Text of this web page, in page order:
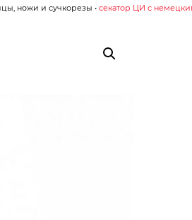
ножи и сучкорезы • секатор ЦИ с